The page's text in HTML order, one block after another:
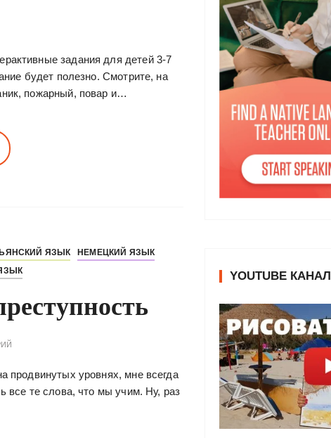
задания для детей 3-7
будет полезно. Смотрите, на
пожарный, повар и…
ЯЗЫК
НЕМЕЦКИЙ ЯЗЫК
продвинутых уровнях, мне всегда
все те слова, что мы учим. Ну, раз
YOUTUBE КАНАЛ